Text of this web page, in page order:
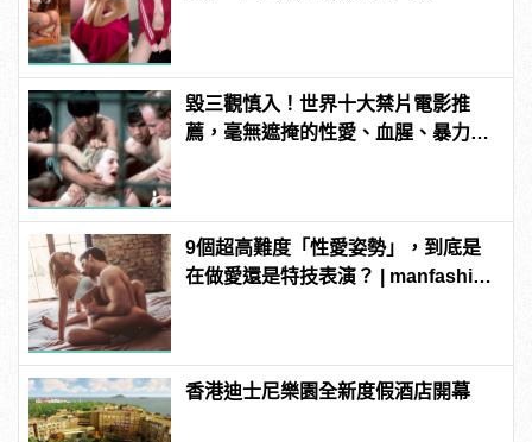
毀三觀慎入！世界十大禁片電影推
薦，毫無遮掩的性愛、血腥、暴力、
9個超高難度「性愛姿勢」，到底是
在做愛還是特技表演？ | manfashion
香港迪士尼樂園全新度假酒店開幕